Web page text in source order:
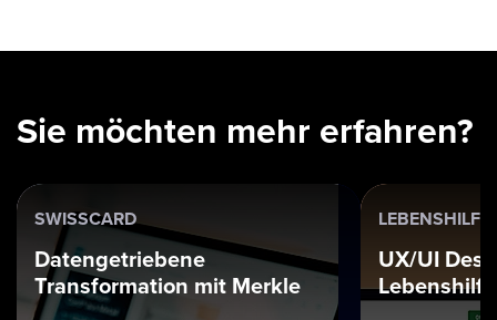
Sie möchten mehr erfahren?
SWISSCARD
Datengetriebene
Transformation mit Merkle
LEBENSHILFE
UX/UI